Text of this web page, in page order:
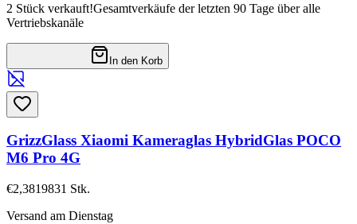
2 Stück verkauft!Gesamtverkäufe der letzten 90 Tage über alle
Vertriebskanäle
In den Korb
GrizzGlass Xiaomi Kameraglas HybridGlas POCO
M6 Pro 4G
€2,3819831 Stk.
Versand am Dienstag